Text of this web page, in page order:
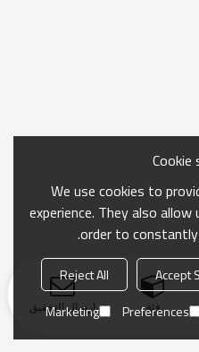
فئة ارسال التحقيق
We use cookies to
experience. They also
order to
Accept
Reject All
Preferences
Marketing